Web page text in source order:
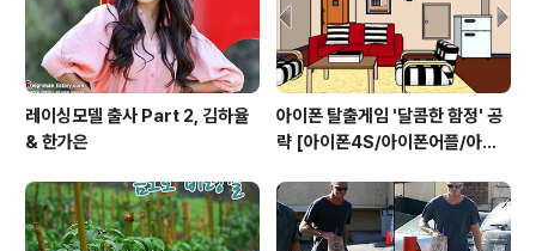
와 섹시하면서도 반항아..
레이싱모델 출사 Part 2, 김하율
& 한가은
아이폰 탈출게임 '달콤한 함정' 공
략 [아이폰4S/아이폰어플/아이